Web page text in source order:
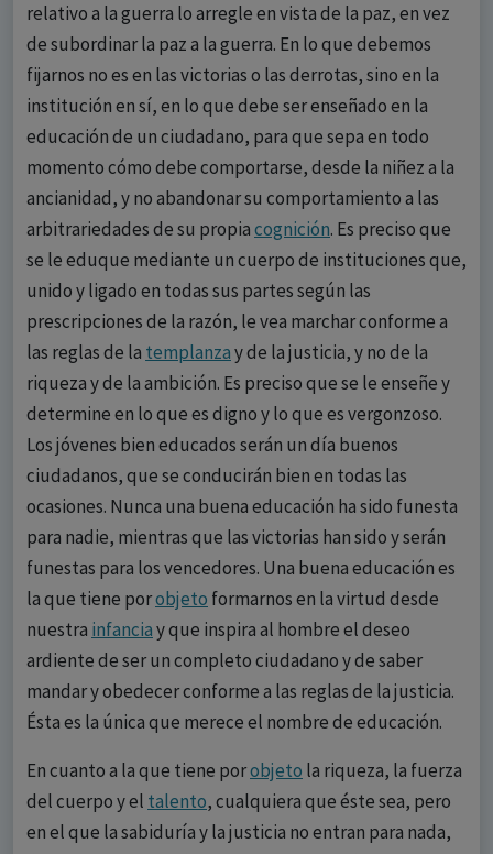
relativo a la guerra lo arregle en vista de la paz, en vez
de subordinar la paz a la guerra. En lo que debemos
fijarnos no es en las victorias o las derrotas, sino en la
institución en sí, en lo que debe ser enseñado en la
educación de un ciudadano, para que sepa en todo
momento cómo debe comportarse, desde la niñez a la
ancianidad, y no abandonar su comportamiento a las
arbitrariedades de su propiacognición. Es preciso que
se le eduque mediante un cuerpo de instituciones que,
unido y ligado en todas sus partes según las
prescripciones de la razón, le vea marchar conforme a
las reglas de la templanzay de la justicia, y no de la
riqueza y de la ambición. Es preciso que se le enseñe y
determine en lo que es digno y lo que es vergonzoso.
Los jóvenes bien educados serán un día buenos
ciudadanos, que se conducirán bien en todas las
ocasiones. Nunca una buena educación ha sido funesta
para nadie, mientras que las victorias han sido y serán
funestas para los vencedores. Una buena educación es
la que tiene porobjeto formarnos en la virtud desde
nuestra infanciay que inspira al hombre el deseo
ardiente de ser un completo ciudadano y de saber
mandar y obedecer conforme a las reglas de la justicia.
Ésta es la única que merece el nombre de educación.
En cuanto a la que tiene porobjeto la riqueza, la fuerza
del cuerpo y el talento, cualquiera que éste sea, pero
en el que la sabiduría y la justicia no entran para nada,